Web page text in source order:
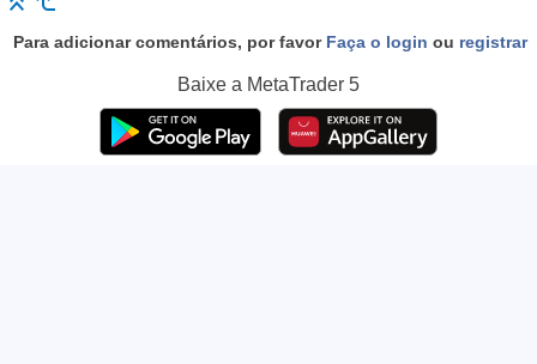
Para adicionar comentários, por favor Faça o login ou registrar
Baixe a MetaTrader 5